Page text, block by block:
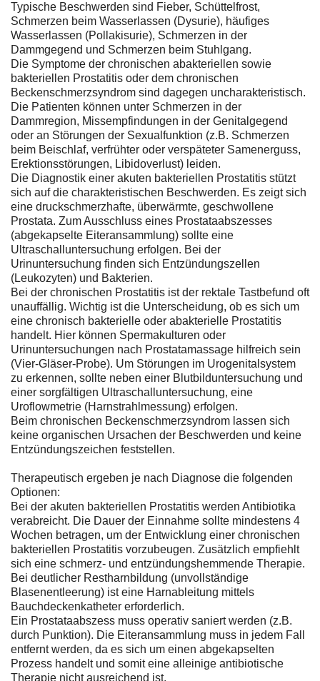
Typische Beschwerden sind Fieber, Schüttelfrost,
Schmerzen beim Wasserlassen (Dysurie), häufiges
Wasserlassen (Pollakisurie), Schmerzen in der
Dammgegend und Schmerzen beim Stuhlgang.
Die Symptome der chronischen abakteriellen sowie
bakteriellen Prostatitis oder dem chronischen
Beckenschmerzsyndrom sind dagegen uncharakteristisch.
Die Patienten können unter Schmerzen in der
Dammregion, Missempfindungen in der Genitalgegend
oder an Störungen der Sexualfunktion (z.B. Schmerzen
beim Beischlaf, verfrühter oder verspäteter Samenerguss,
Erektionsstörungen, Libidoverlust) leiden.
Die Diagnostik einer akuten bakteriellen Prostatitis stützt
sich auf die charakteristischen Beschwerden. Es zeigt sich
eine druckschmerzhafte, überwärmte, geschwollene
Prostata. Zum Ausschluss eines Prostataabszesses
(abgekapselte Eiteransammlung) sollte eine
Ultraschalluntersuchung erfolgen. Bei der
Urinuntersuchung finden sich Entzündungszellen
(Leukozyten) und Bakterien.
Bei der chronischen Prostatitis ist der rektale Tastbefund oft
unauffällig. Wichtig ist die Unterscheidung, ob es sich um
eine chronisch bakterielle oder abakterielle Prostatitis
handelt. Hier können Spermakulturen oder
Urinuntersuchungen nach Prostatamassage hilfreich sein
(Vier-Gläser-Probe). Um Störungen im Urogenitalsystem
zu erkennen, sollte neben einer Blutbilduntersuchung und
einer sorgfältigen Ultraschalluntersuchung, eine
Uroflowmetrie (Harnstrahlmessung) erfolgen.
Beim chronischen Beckenschmerzsyndrom lassen sich
keine organischen Ursachen der Beschwerden und keine
Entzündungszeichen feststellen.
Therapeutisch ergeben je nach Diagnose die folgenden
Optionen:
Bei der akuten bakteriellen Prostatitis werden Antibiotika
verabreicht. Die Dauer der Einnahme sollte mindestens 4
Wochen betragen, um der Entwicklung einer chronischen
bakteriellen Prostatitis vorzubeugen. Zusätzlich empfiehlt
sich eine schmerz- und entzündungshemmende Therapie.
Bei deutlicher Restharnbildung (unvollständige
Blasenentleerung) ist eine Harnableitung mittels
Bauchdeckenkatheter erforderlich.
Ein Prostataabszess muss operativ saniert werden (z.B.
durch Punktion). Die Eiteransammlung muss in jedem Fall
entfernt werden, da es sich um einen abgekapselten
Prozess handelt und somit eine alleinige antibiotische
Therapie nicht ausreichend ist.